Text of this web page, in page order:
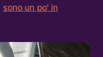
sono un po’ in